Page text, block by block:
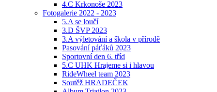
4.C Krkonoše 2023
Fotogalerie 2022 - 2023
5.A se loučí
3.D ŠVP 2023
3.A výletování a škola v přírodě
Pasování páťáků 2023
Sportovní den 6. tříd
5.C UHK Hrajeme si i hlavou
RideWheel team 2023
Soutěž HRADEČEK